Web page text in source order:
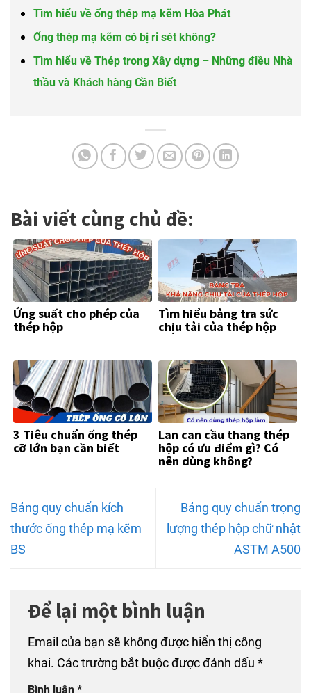
Tìm hiểu về ống thép mạ kẽm Hòa Phát
Ống thép mạ kẽm có bị rỉ sét không?
Tìm hiểu về Thép trong Xây dựng – Những điều Nhà
thầu và Khách hàng Cần Biết
Bài viết cùng chủ đề:
Ứng suất cho phép của
thép hộp
Tìm hiểu bảng tra sức
chịu tải của thép hộp
3 Tiêu chuẩn ống thép
cỡ lớn bạn cần biết
Lan can cầu thang thép
hộp có ưu điểm gì? Có
nên dùng không?
Bảng quy chuẩn kích
thước ống thép mạ kẽm
BS
Bảng quy chuẩn trọng
lượng thép hộp chữ nhật
ASTM A500
Để lại một bình luận
Email của bạn sẽ không được hiển thị công
khai. Các trường bắt buộc được đánh dấu *
Bình luận *